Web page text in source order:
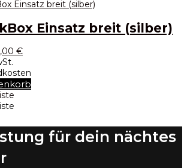
Einsatz breit (silber)
€
€Aktueller
ist:
129,00 €.
für dein nächtes